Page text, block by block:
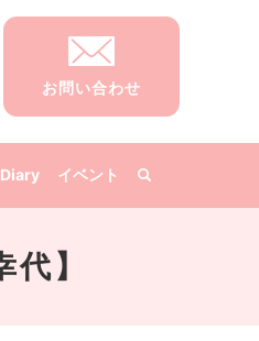
イベント
お問い合わせ
】